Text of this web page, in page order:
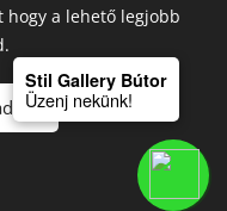
hogy a lehető legjobb
Stil Gallery Bútor
Üzenj nekünk!